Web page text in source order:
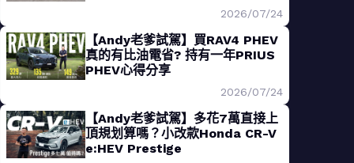
2026/07/24
【Andy老爹試駕】買RAV4 PHEV
真的有比油電省? 持有一年PRIUS
PHEV心得分享
2026/07/24
【Andy老爹試駕】多花7萬直接上
頂規划算嗎？小改款Honda CR-V
e:HEV Prestige